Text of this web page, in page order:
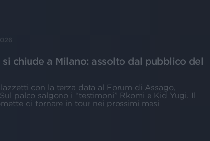
si chiude a Milano: assolto dal pubblico del
con la terza data al Forum di Assago,
palco salgono i “testimoni” Rkomi e Kid Yugi. Il
di tornare in tour nei prossimi mesi